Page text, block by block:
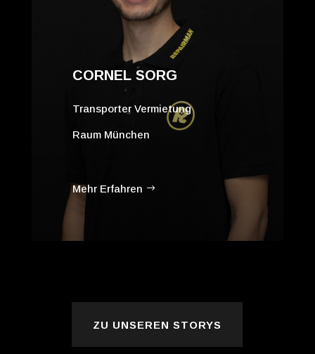
CORNEL SORG
Transporter Vermietung
Raum München
Mehr Erfahren
ZU UNSEREN STORYS